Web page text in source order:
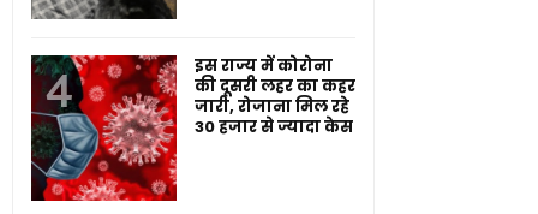
इस राज्य में कोरोना
की दूसरी लहर का कहर
जारी, रोजाना मिल रहे
30 हजार से ज्यादा केस